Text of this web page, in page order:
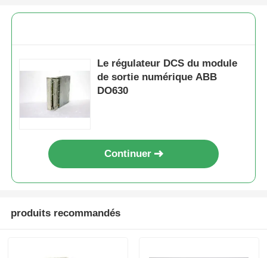
Le régulateur DCS du module
de sortie numérique ABB
DO630
Continuer
produits recommandés